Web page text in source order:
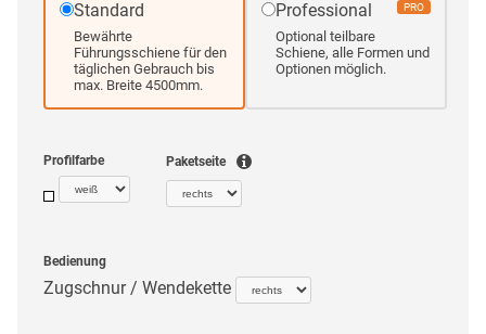
Standard
Bewährte
Führungsschiene für den
täglichen Gebrauch bis
max. Breite 4500mm.
Professional PRO
Optional teilbare
Schiene, alle Formen und
Optionen möglich.
Profilfarbe Paketseite
Bedienung
Zugschnur / Wendekette